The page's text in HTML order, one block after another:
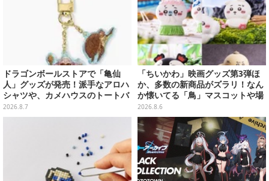
ドラゴンボールストアで「亀仙
人」グッズが発売！派手なアロハ
シャツや、カメハウスのトートバ
ッグなど夏らしいアイテムがズラ
リ
2026.8.7
「ちいかわ」映画グッズ第3弾ほ
か、多数の新商品がズラリ！なん
か懐いてる「鳥」マスコットや場
面写アイテムなど必見のラインナ
ップ
2026.8.6